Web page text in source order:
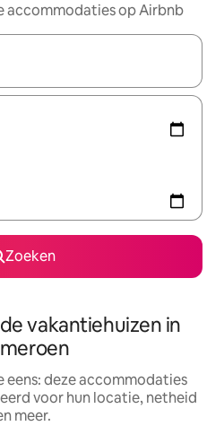
accommodaties op Airbnb
zijn, maak je een keuze
Zoeken
vakantiehuizen in
eens: deze accommodaties
voor hun locatie, netheid
meer.